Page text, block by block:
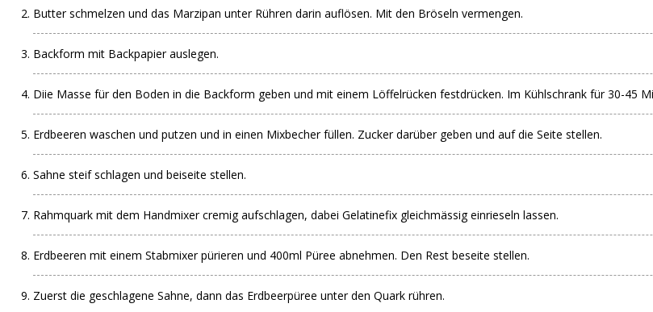
Butter schmelzen und das Marzipan unter Rühren darin auflösen. Mit den Bröseln vermengen.
Backform mit Backpapier auslegen.
Diie Masse für den Boden in die Backform geben und mit einem Löffelrücken festdrücken. Im Kühlschrank für 30-45
Erdbeeren waschen und putzen und in einen Mixbecher füllen. Zucker darüber geben und auf die Seite stellen.
Sahne steif schlagen und beiseite stellen.
Rahmquark mit dem Handmixer cremig aufschlagen, dabei Gelatinefix gleichmässig einrieseln lassen.
Erdbeeren mit einem Stabmixer pürieren und 400ml Püree abnehmen. Den Rest beseite stellen.
Zuerst die geschlagene Sahne, dann das Erdbeerpüree unter den Quark rühren.